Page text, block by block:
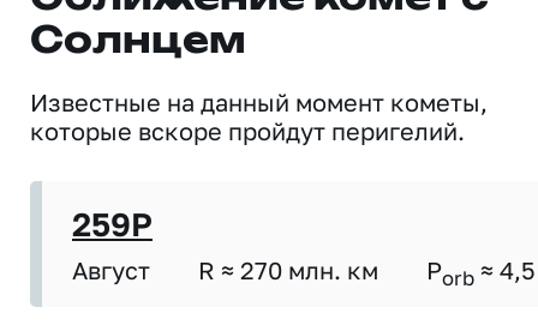
Солнцем
Известные на данный момент кометы,
которые вскоре пройдут перигелий.
259P
Август R ≈ 270 млн. км Porb ≈ 4,5